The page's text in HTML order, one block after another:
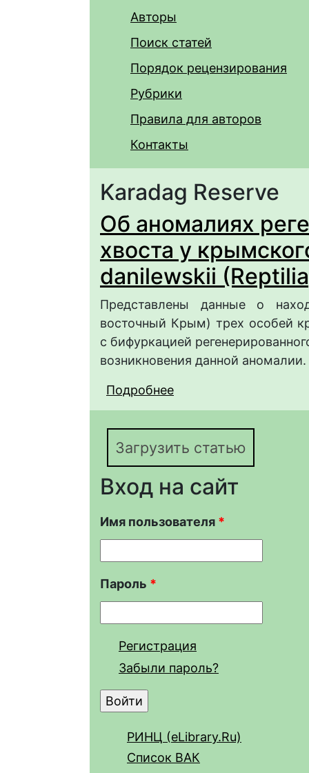
Авторы
Поиск статей
Порядок рецензирования
Рубрики
Правила для авторов
Контакты
Karadag Reserve
Об аномалиях
хвоста у
danilewskii
Представлены данные о
восточный Крым) трех особей
с бифуркацией
возникновения данной аномалии.
Подробнее
геккона,
Загрузить статью
Вход на сайт
Имя пользователя *
Пароль *
Регистрация
Забыли пароль?
РИНЦ (eLibrary.Ru)
Список ВАК